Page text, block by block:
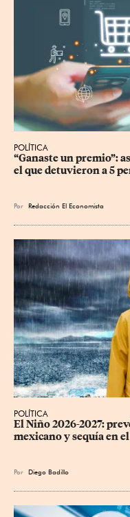
POLÍTICA
“Ganaste un premio”:
el que detuvieron a 5
Por Redacción El Economista
POLÍTICA
El Niño 2026-2027:
mexicano y sequía en
Por Diego Badillo